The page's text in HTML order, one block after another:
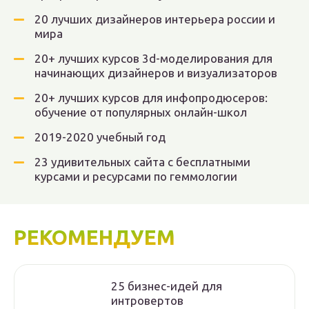
20 лучших дизайнеров интерьера россии и
мира
20+ лучших курсов 3d-моделирования для
начинающих дизайнеров и визуализаторов
20+ лучших курсов для инфопродюсеров:
обучение от популярных онлайн-школ
2019-2020 учебный год
23 удивительных сайта с бесплатными
курсами и ресурсами по геммологии
РЕКОМЕНДУЕМ
25 бизнес-идей для
интровертов